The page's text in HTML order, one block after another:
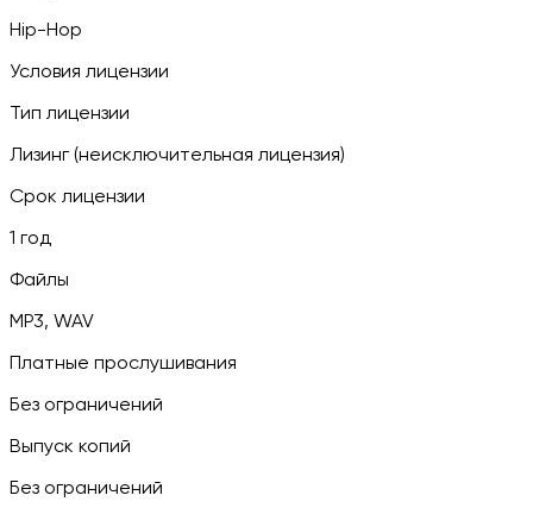
Hip-Hop
Условия лицензии
Тип лицензии
Лизинг (неисключительная лицензия)
Срок лицензии
1 год
Файлы
MP3, WAV
Платные прослушивания
Без ограничений
Выпуск копий
Без ограничений